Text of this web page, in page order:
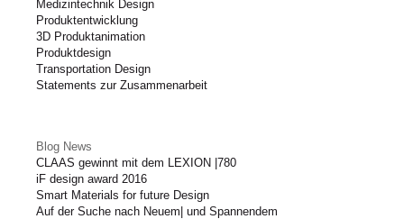
Medizintechnik Design
Produktentwicklung
3D Produktanimation
Produktdesign
Transportation Design
Statements zur Zusammenarbeit
Blog News
CLAAS gewinnt mit dem LEXION |780
iF design award 2016
Smart Materials for future Design
Auf der Suche nach Neuem| und Spannendem